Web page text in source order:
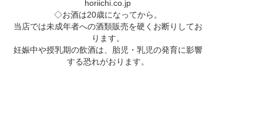
horiichi.co.jp
◇お酒は20歳になってから。
当店では未成年者への酒類販売を硬くお断りしてお
ります。
妊娠中や授乳期の飲酒は、胎児・乳児の発育に影響
する恐れがおります。